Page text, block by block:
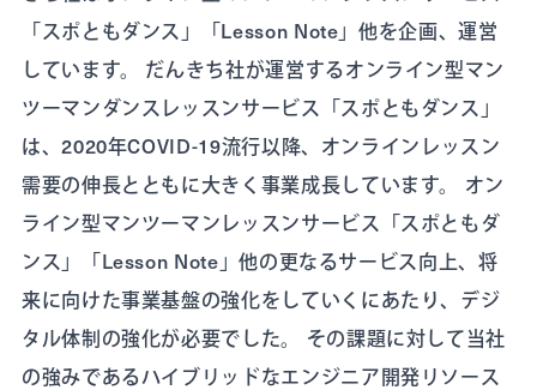
「スポともダンス」「Lesson Note」他を企画、運営
しています。 だんきち社が運営するオンライン型マン
ツーマンダンスレッスンサービス「スポともダンス」
は、2020年COVID-19流行以降、オンラインレッスン
需要の伸長とともに大きく事業成長しています。 オン
ライン型マンツーマンレッスンサービス「スポともダ
ンス」「Lesson Note」他の更なるサービス向上、将
来に向けた事業基盤の強化をしていくにあたり、デジ
タル体制の強化が必要でした。 その課題に対して当社
の強みであるハイブリッドなエンジニア開発リソース